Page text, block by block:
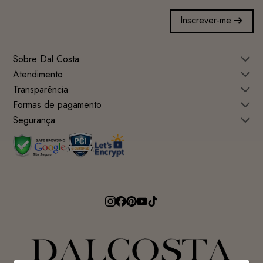
Inscrever-me
Sobre Dal Costa
Atendimento
Transparência
Formas de pagamento
Segurança